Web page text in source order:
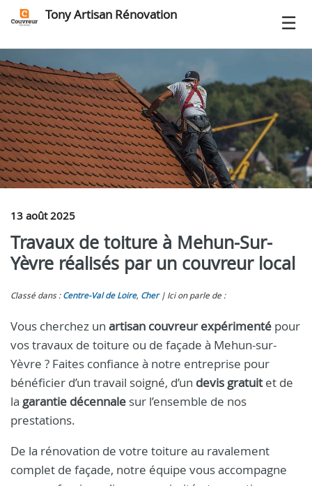
Tony Artisan Rénovation
13 août 2025
Travaux de toiture à Mehun-Sur-
Yèvre réalisés par un couvreur local
Classé dans : Centre-Val de Loire, Cher Ici on parle de :
Vous cherchez un artisan couvreur expérimenté pour
vos travaux de toiture ou de façade à Mehun-sur-
Yèvre ? Faites confiance à notre entreprise pour
bénéficier d’un travail soigné, d’un devis gratuitet de
la garantie décennale sur l’ensemble de nos
prestations.
De la rénovation de votre toiture au ravalement
complet de façade, notre équipe vous accompagne